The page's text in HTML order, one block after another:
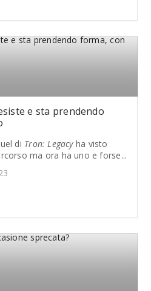
e sta prendendo
di Tron: Legacyha visto
ma ora ha uno e forse...